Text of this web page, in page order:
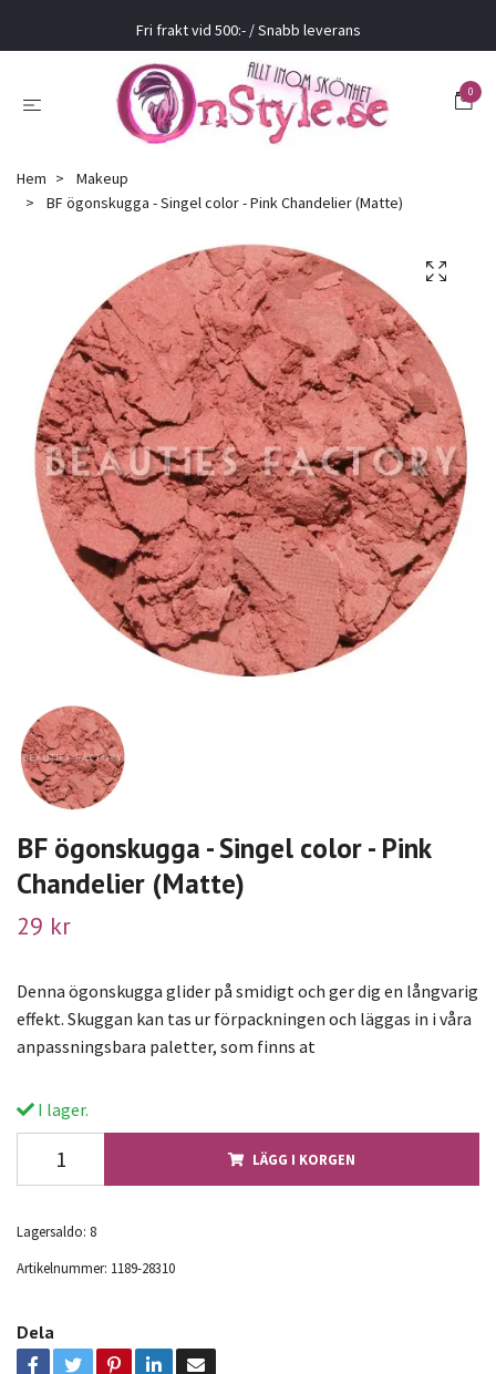
Fri frakt vid 500:- / Snabb leverans
0
Hem
Makeup
BF ögonskugga - Singel color - Pink Chandelier (Matte)
BF ögonskugga - Singel color - Pink
Chandelier (Matte)
29 kr
Denna ögonskugga glider på smidigt och ger dig en långvarig
effekt. Skuggan kan tas ur förpackningen och läggas in i våra
anpassningsbara paletter, som finns at
I lager.
LÄGG I KORGEN
Lagersaldo: 8
Artikelnummer: 1189-28310
Dela